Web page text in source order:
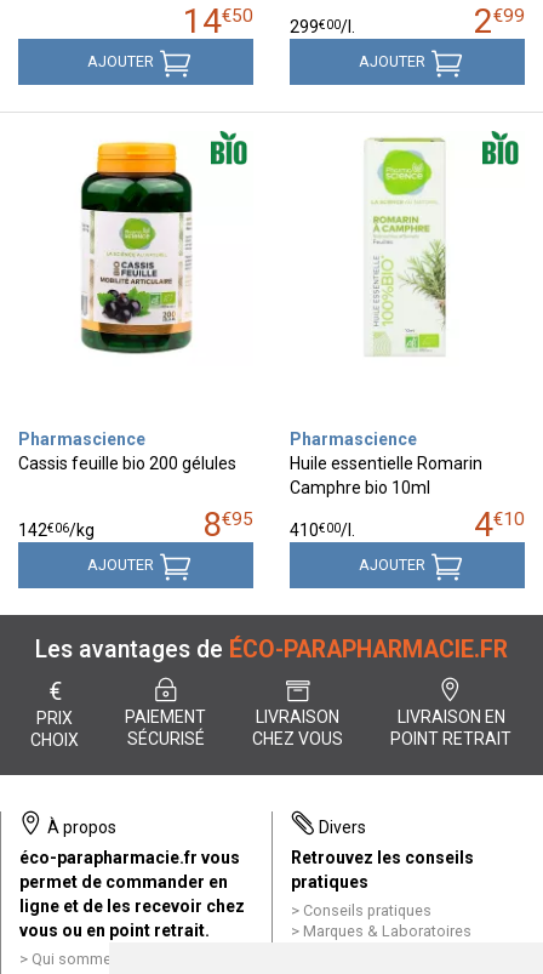
14€50
AJOUTER
2€99
299€00/
AJOUTER
Pharmascience
Cassis feuille bio 200 gélules
8€95
142€06/kg
AJOUTER
Pharmascience
Huile essentielle Romarin
Camphre bio 10ml
4€10
410€00/
AJOUTER
Les avantages de ÉCO-PARAPHARMACIE.FR
€
PRIX
CHOIX
PAIEMENT
SÉCURISÉ
LIVRAISON
CHEZ VOUS
LIVRAISON EN
POINT RETRAIT
À propos
éco-parapharmacie.fr vous
permet de commander en
ligne et de les recevoir chez
vous ou en point retrait.
Qui sommes nous ?
Divers
Retrouvez les conseils
pratiques
Conseils pratiques
Marques & Laboratoires